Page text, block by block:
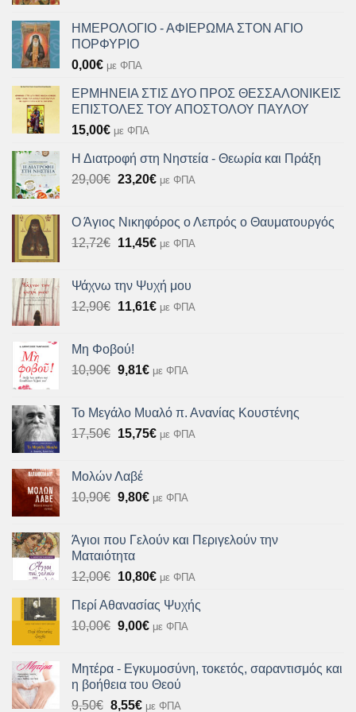
ΗΜΕΡΟΛΟΓΙΟ - ΑΦΙΕΡΩΜΑ ΣΤΟΝ ΑΓΙΟ
ΠΟΡΦΥΡΙΟ
0,00€ με ΦΠΑ
ΕΡΜΗΝΕΙΑ ΣΤΙΣ ΔΥΟ ΠΡΟΣ ΘΕΣΣΑΛΟΝΙΚΕΙΣ
ΕΠΙΣΤΟΛΕΣ ΤΟΥ ΑΠΟΣΤΟΛΟΥ ΠΑΥΛΟΥ
15,00€ με ΦΠΑ
Η Διατροφή στη Νηστεία - Θεωρία και Πράξη
29,00€ Original
29,00€.
23,20€Η
είναι:
23,20€.
με ΦΠΑ
Ο Άγιος Νικηφόρος ο Λεπρός ο Θαυματουργός
12,72€ Original
12,72€.
11,45€Η
είναι:
11,45€.
με ΦΠΑ
Ψάχνω την Ψυχή μου
12,90€ Original
12,90€.
11,61€Η
11,61€.
με ΦΠΑ
Μη Φοβού!
10,90€ Original
10,90€.
9,81€Η
είναι:
9,81€.
με ΦΠΑ
Το Μεγάλο Μυαλό π. Ανανίας Κουστένης
17,50€ Original
17,50€.
15,75€Η
15,75€.
με ΦΠΑ
Μολών Λαβέ
10,90€ Original
10,90€.
9,80€Η
είναι:
με ΦΠΑ
Άγιοι που Γελούν και Περιγελούν την
Ματαιότητα
12,00€ Original
was:
12,00€.
10,80€Η
τιμή
είναι:
με ΦΠΑ
Περί Αθανασίας Ψυχής
10,00€ Original
10,00€.
9,00€Η
είναι:
9,00€.
με ΦΠΑ
Μητέρα - Εγκυμοσύνη, τοκετός, σαραντισμός και
η βοήθεια του Θεού
9,50€ Original
8,55€Ημε ΦΠΑ